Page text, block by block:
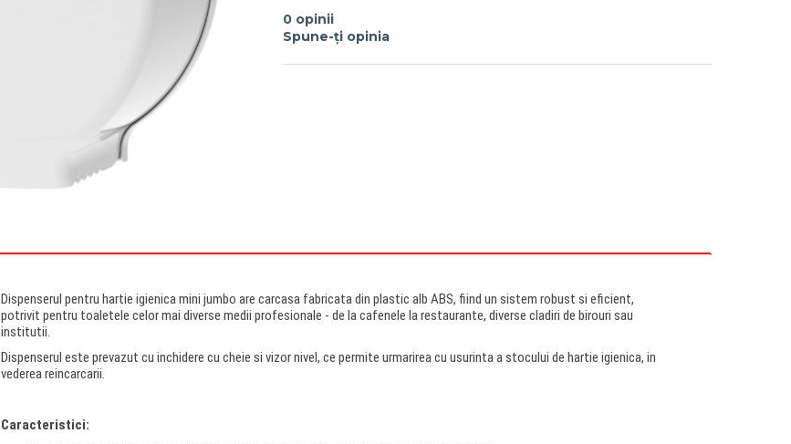
0 opinii
Spune-ţi opinia
Dispenserul pentru hartie igienica mini jumbo are carcasa fabricata din plastic alb ABS, fiind un sistem robust si eficient,
potrivit pentru toaletele celor mai diverse medii profesionale - de la cafenele la restaurante, diverse cladiri de birouri sau
institutii.
Dispenserul este prevazut cu inchidere cu cheie si vizor nivel, ce permite urmarirea cu usurinta a stocului de hartie igienica, in
vederea reincarcarii.
Caracteristici: